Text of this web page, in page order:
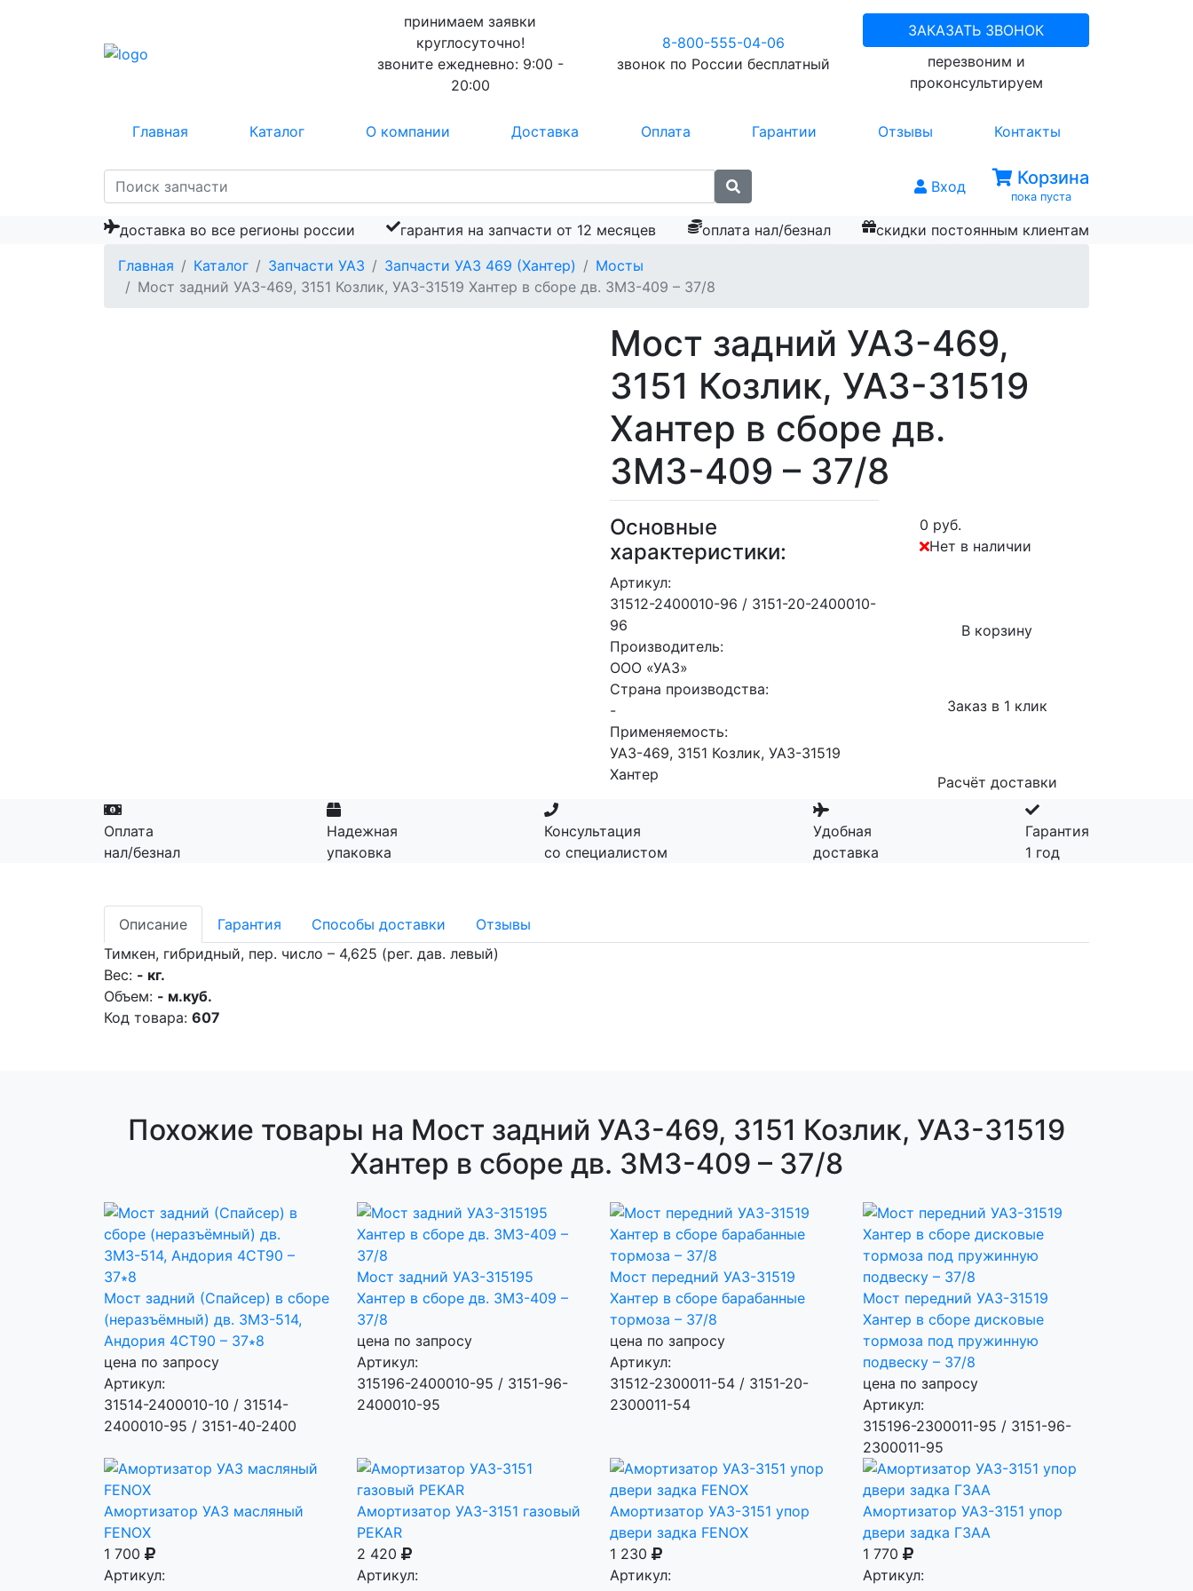
принимаем заявки
круглосуточно!
звоните ежедневно: 9:00 -
20:00
8-800-555-04-06
звонок по России бесплатный
ЗАКАЗАТЬ ЗВОНОК
перезвоним и
проконсультируем
Главная Каталог О компании Доставка Оплата Гарантии Отзывы Контакты
Вход Корзина
пока пуста
доставка во все регионы россии гарантия на запчасти от 12 месяцев оплата нал/безнал
скидки постоянным клиентам
Главная
Каталог Запчасти УАЗ Запчасти УАЗ 469 (Хантер)
Мосты
Мост задний УАЗ-469, 3151 Козлик, УАЗ-31519 Хантер в сборе дв. ЗМЗ-409 – 37/8
Мост задний УАЗ-469,
3151 Козлик, УАЗ-31519
Хантер в сборе дв.
ЗМЗ-409 – 37/8
Основные
характеристики:
Артикул:
31512-2400010-96 / 3151-20-2400010-
96
Производитель:
ООО «УАЗ»
Страна производства:
-
Применяемость:
УАЗ-469, 3151 Козлик, УАЗ-31519
Хантер
0 руб.
Нет в наличии
В корзину
Заказ в 1 клик
Расчёт доставки
Оплата
нал/безнал
Надежная
упаковка
Консультация
со специалистом
Удобная
доставка
Гарантия
1 год
Описание Гарантия Способы доставки
Отзывы
Тимкен, гибридный, пер. число – 4,625 (рег. дав. левый)
Вес: - кг.
Объем: - м.куб.
Код товара: 607
Похожие товары на Мост задний УАЗ-469, 3151 Козлик, УАЗ-31519
Хантер в сборе дв. ЗМЗ-409 – 37/8
Мост задний (Спайсер) в сборе
(неразъёмный) дв. ЗМЗ-514,
Андория 4СТ90 – 37∗8
цена по запросу
Артикул:
31514-2400010-10 / 31514-
2400010-95 / 3151-40-2400
Мост задний УАЗ-315195
Хантер в сборе дв. ЗМЗ-409 –
37/8
цена по запросу
Артикул:
315196-2400010-95 / 3151-96-
2400010-95
Мост передний УАЗ-31519
Хантер в сборе барабанные
тормоза – 37/8
цена по запросу
Артикул:
31512-2300011-54 / 3151-20-
2300011-54
Мост передний УАЗ-31519
Хантер в сборе дисковые
тормоза под пружинную
подвеску – 37/8
цена по запросу
Артикул:
315196-2300011-95 / 3151-96-
2300011-95
Амортизатор УАЗ масляный
FENOX
1 700
Артикул:
Амортизатор УАЗ-3151 газовый
PEKAR
2 420
Артикул:
Амортизатор УАЗ-3151 упор
двери задка FENOX
1 230
Артикул:
Амортизатор УАЗ-3151 упор
двери задка ГЗАА
1 770
Артикул: